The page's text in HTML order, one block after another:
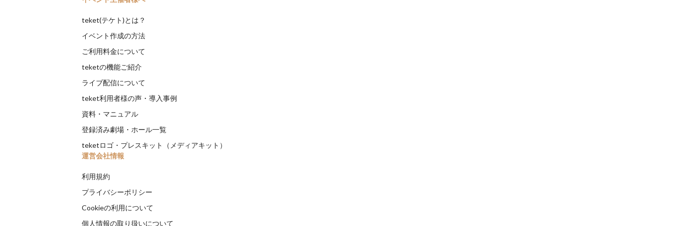
teket(テケト)とは？
イベント作成の方法
ご利用料金について
teketの機能ご紹介
ライブ配信について
teket利用者様の声・導入事例
資料・マニュアル
登録済み劇場・ホール一覧
teketロゴ・プレスキット（メディアキット）
運営会社情報
利用規約
プライバシーポリシー
Cookieの利用について
個人情報の取り扱いについて